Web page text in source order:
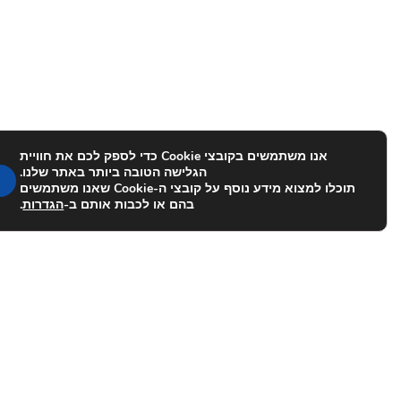
אנו משתמשים בקובצי Cookie כדי לספק לכם את חוויית
הגלישה הטובה ביותר באתר שלנו.
תוכלו למצוא מידע נוסף על קובצי ה-Cookie שאנו משתמשים
בהם או לכבות אותם ב-הגדרות.